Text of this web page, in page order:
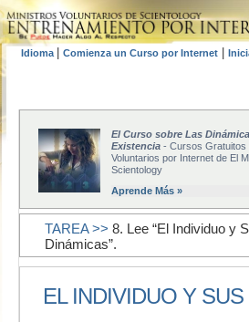
Idioma Comienza un Curso por Internet
El Curso sobre Las
Existencia - Cursos Gratuitos
Voluntarios por Internet de El
Scientology
Aprende Más »
TAREA >> 8. Lee “El Individuo y
Dinámicas”.
EL INDIVIDUO Y